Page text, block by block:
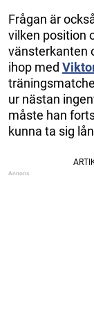
Frågan är
vilken position
vänsterkanten
ihop med
ur nästan
måste han
kunna ta sig